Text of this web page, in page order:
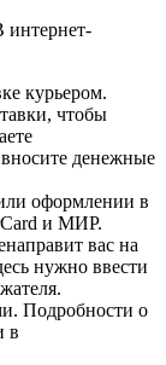
интернет-
курьером.
чтобы
денежные
оформлении в
и МИР.
вас на
нужно ввести
Подробности о
в